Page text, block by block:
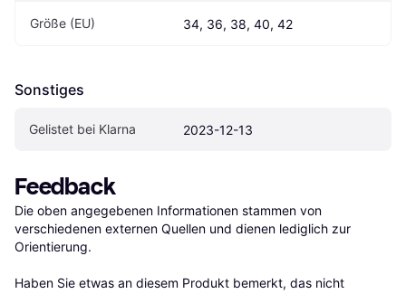
Größe (EU) 34, 36, 38, 40, 42
Sonstiges
Gelistet bei Klarna 2023-12-13
Feedback
Die oben angegebenen Informationen stammen von
verschiedenen externen Quellen und dienen lediglich zur
Orientierung.
Haben Sie etwas an diesem Produkt bemerkt, das nicht